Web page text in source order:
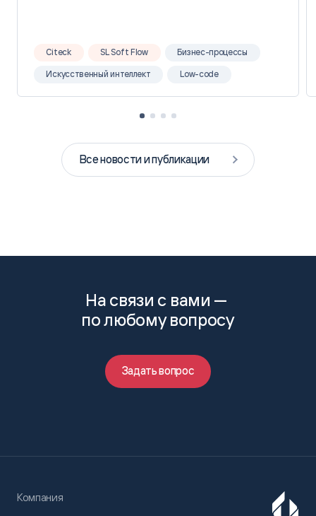
Citeck SL Soft Flow Бизнес-процессы
Искусственный интеллект Low-code
Все новости и публикации
На связи с вами —
по любому вопросу
Задать вопрос
Компания